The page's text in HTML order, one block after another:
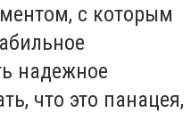
с которым
надежное
что это панацея,